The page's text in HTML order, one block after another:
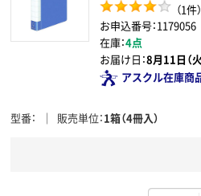
（1件）
お申込番号：1179056
在庫：4点
お届け日：8月11日（火
アスクル在庫商
型番 販売単位 1箱（4冊入）